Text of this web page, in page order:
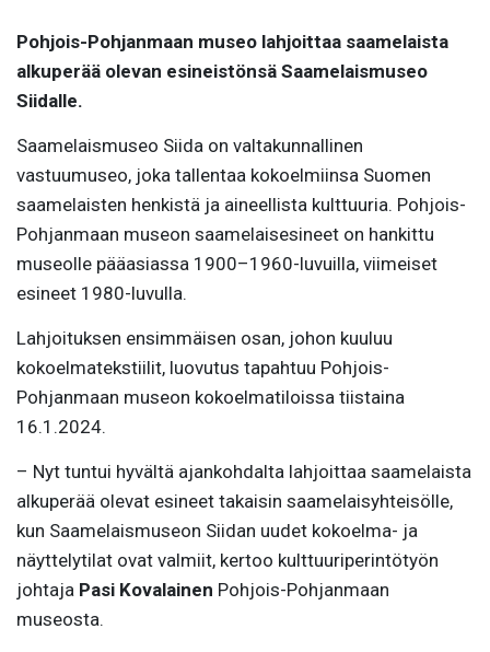
Pohjois-Pohjanmaan museo lahjoittaa saamelaista
alkuperää olevan esineistönsä Saamelaismuseo
Siidalle.
Saamelaismuseo Siida on valtakunnallinen
vastuumuseo, joka tallentaa kokoelmiinsa Suomen
saamelaisten henkistä ja aineellista kulttuuria. Pohjois-
Pohjanmaan museon saamelaisesineet on hankittu
museolle pääasiassa 1900–1960-luvuilla, viimeiset
esineet 1980-luvulla.
Lahjoituksen ensimmäisen osan, johon kuuluu
kokoelmatekstiilit, luovutus tapahtuu Pohjois-
Pohjanmaan museon kokoelmatiloissa tiistaina
16.1.2024.
– Nyt tuntui hyvältä ajankohdalta lahjoittaa saamelaista
alkuperää olevat esineet takaisin saamelaisyhteisölle,
kun Saamelaismuseon Siidan uudet kokoelma- ja
näyttelytilat ovat valmiit, kertoo kulttuuriperintötyön
johtaja Pasi Kovalainen Pohjois-Pohjanmaan
museosta.